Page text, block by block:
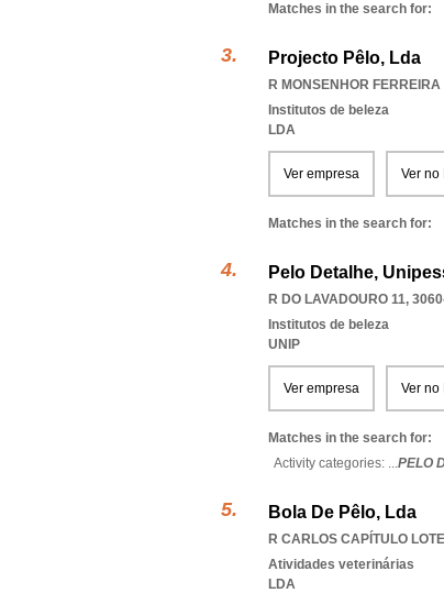
Matches in the search for:
Projecto Pêlo, Lda
R MONSENHOR
Institutos de beleza
LDA
Ver empresa Ver no
Matches in the search for:
Pelo Detalhe,
R DO LAVADOURO 11,
Institutos de beleza
UNIP
Ver empresa Ver no
Matches in the search for:
Activity categories: ...PELO
Bola De Pêlo, Lda
R CARLOS CAPÍTULO
Atividades veterinárias
LDA